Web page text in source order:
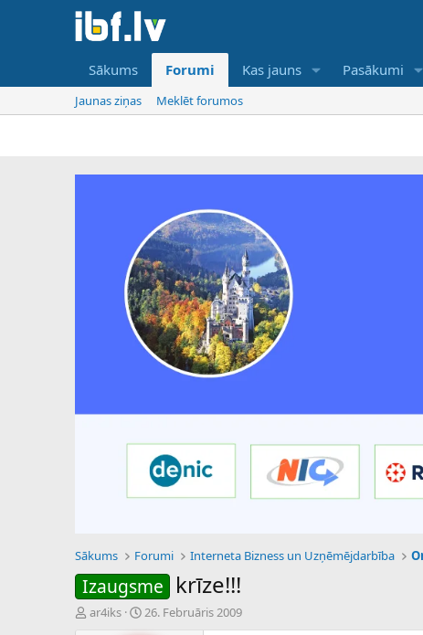
Sākums Forumi Kas jauns Pasākumi
Jaunas ziņas Meklēt forumos
Sākums Forumi Interneta Bizness un Uzņēmējdarbība
Izaugsme krīze!!!
P
ar4iks
S
26. Februāris 2009